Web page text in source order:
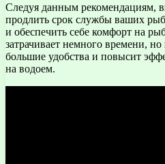
Следуя данным рекомендациям,
продлить срок службы ваших
и обеспечить себе комфорт на
затрачивает немного времени, но
большие удобства и повысит
на водоем.